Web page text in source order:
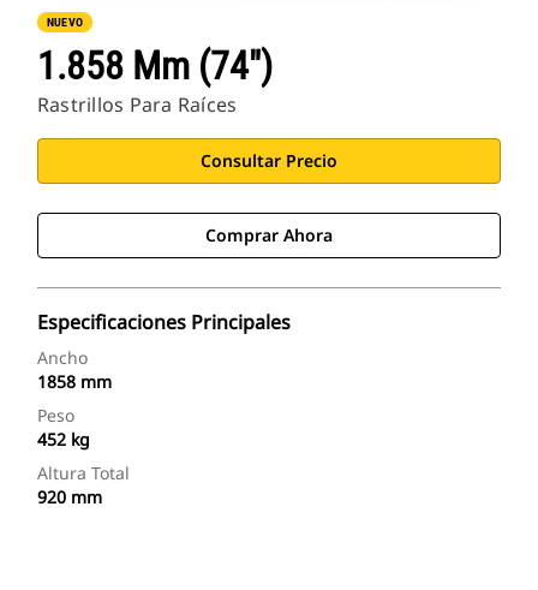
NUEVO
1.858 Mm (74")
Rastrillos Para Raíces
Consultar Precio
Comprar Ahora
Especificaciones Principales
Ancho
1858 mm
Peso
452 kg
Altura Total
920 mm